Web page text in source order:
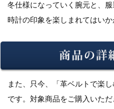
冬仕様になっていく腕元と、
時計の印象を楽しまれてはいか
また、只今、「革ベルトで楽
です。対象商品をご購入いた